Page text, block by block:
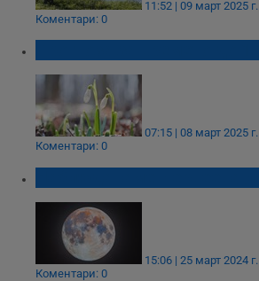
11:52 | 09 март 2025 г.
Коментари: 0
07:15 | 08 март 2025 г.
Коментари: 0
15:06 | 25 март 2024 г.
Коментари: 0